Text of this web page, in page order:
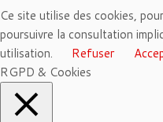
Ce site utilise des cookies,
poursuivre la consultation
utilisation.
Refuser
RGPD & Cookies